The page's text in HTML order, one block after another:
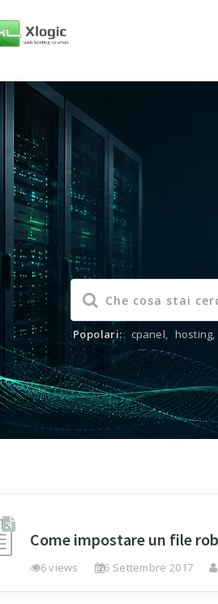
Popolari: cpanel, hosting,
Come impostare un file
96 views 26 Settembre 2017